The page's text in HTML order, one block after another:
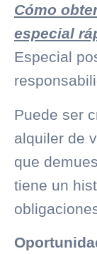
Cómo
especial
Especial
Puede ser
alquiler de
que
tiene un